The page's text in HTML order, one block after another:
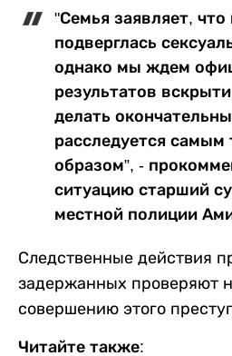
"Семья заявляет,
подверглась
однако мы ждем
результатов
делать
расследуется
образом”, -
ситуацию старший
местной полиции
Следственные действия
задержанных проверяют
совершению этого
Читайте также: